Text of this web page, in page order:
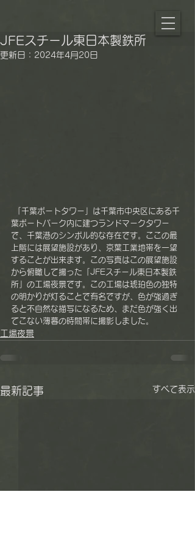
JFEスチール東日本製鉄所
更新日： 2024年4月20日
葉ポートパーク内に建つランドマークタワー
で、千葉港のシンボル的な存在です。ここの最
上階には展望施設があり、京葉工業地帯を一望
することが出来ます。この写真はこの展望施設
から俯瞰して撮った「JFEスチール東日本製鉄
所」の工場夜景です。この工場は琥珀色の独特
の明かりが灯ることで有名ですが、色が強過ぎ
ると不自然な描写になるため、まだ色が強く出
てこない薄暮の時間帯に撮影しました。
工場夜景
最新記事 すべて表示